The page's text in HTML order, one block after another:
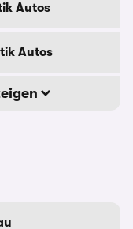
Autos
Autos